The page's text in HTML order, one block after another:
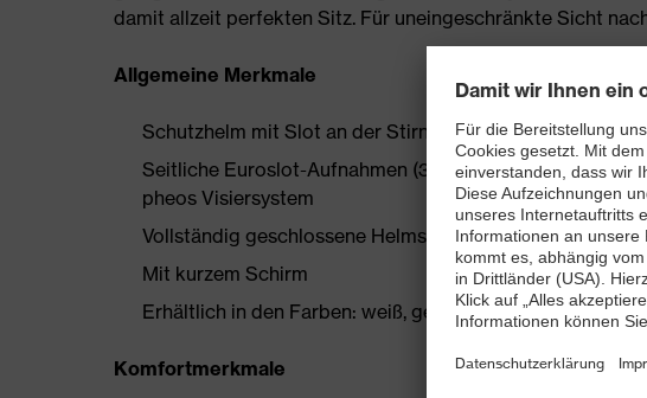
damit allzeit perfekten Sitz. Für uneingeschränkte Sicht
Allgemeine Merkmale
Schutzhelm mit Slot an der Stirnseite für Helmlampen
Seitliche Euroslot-Aufnahmen (30 mm) zum Anbringen
pheos Visiersystem
Vollständig geschlossene Helmschale für die
Mit kurzem Schirm
Erhältlich in den Farben: weiß, gelb, blau, orange, grün,
Komfortmerkmale